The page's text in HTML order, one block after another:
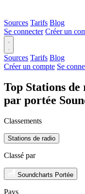
Sources Tarifs Blog
Se connecter Créer un
Sources Tarifs Blog
Créer un compte Se
Top Stations
par portée
Classements
Stations de radio
Classé par
Soundcharts Portée
Pays